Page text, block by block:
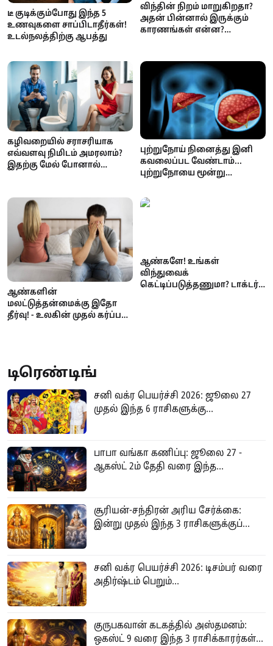
டீ குடிக்கும்போது இந்த 5
உணவுகளை சாப்பிடாதீர்கள்!
உடல்நலத்திற்கு ஆபத்து
விந்தின் நிறம் மாறுகிறதா?
அதன் பின்னால் இருக்கும்
காரணங்கள் என்ன?
கழிவறையில் சராசரியாக
எவ்வளவு நிமிடம் அமரலாம்?
இதற்கு மேல் போனால்
புற்றுநோய் நினைத்து இனி
கவலைப்பட வேண்டாம்...
புற்றுநோயை மூன்று
கண்டறியும் AI தொழில்நுட்பம்!
ஆண்களின்
மலட்டுத்தன்மைக்கு இதோ
தீர்வு! - உலகின் முதல் கர்ப்பம்
ஆண்களே! உங்கள்
விந்துவைக்
கெட்டிப்படுத்தணுமா? டாக்டர்
டிரெண்டிங்
சனி வக்ர பெயர்ச்சி 2026: ஜூலை 27
முதல் இந்த 6 ராசிகளுக்கு...
பாபா வங்கா கணிப்பு: ஜூலை 27 -
ஆகஸ்ட் 2ம் தேதி வரை இந்த...
சூரியன்-சந்திரன் அரிய சேர்க்கை:
இன்று முதல் இந்த 3 ராசிகளுக்குப்...
சனி வக்ர பெயர்ச்சி 2026: டிசம்பர் வரை
அதிர்ஷ்டம் பெறும்...
குருபகவான் கடகத்தில் அஸ்தமனம்:
ஒகஸ்ட் 9 வரை இந்த 3 ராசிக்காரர்கள்...